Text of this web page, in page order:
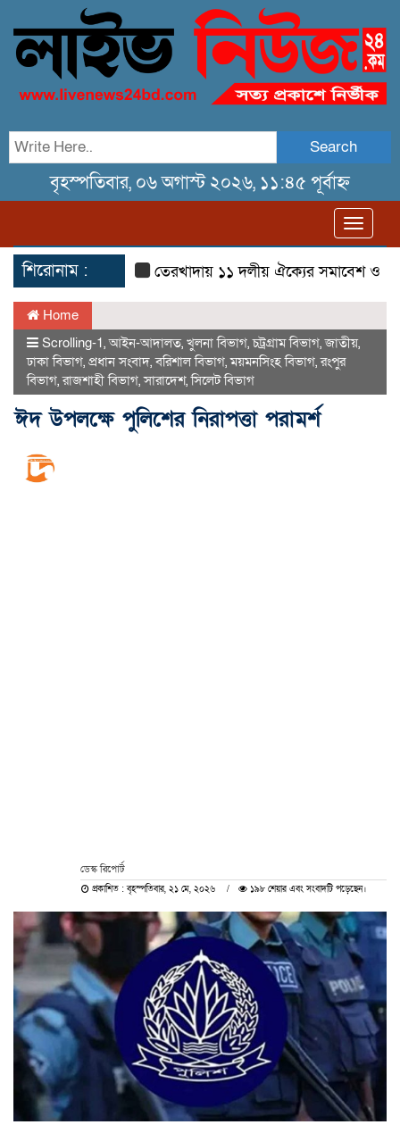
Search
বৃহস্পতিবার, ০৬ অগাস্ট ২০২৬, ১১:৪৫ পূর্বাহ্ন
শিরোনাম : তেরখাদায় ১১ দলীয় ঐক্যের সমাবেশ ও গণ মিছিল
Home
Scrolling-1,আইন-আদালত, খুলনা বিভাগ,চট্রগ্রাম বিভাগ,জাতীয়,
ঢাকা বিভাগ, প্রধান সংবাদ,বরিশাল বিভাগ,ময়মনসিংহ বিভাগ,রংপুর
বিভাগ,রাজশাহী বিভাগ,সারাদেশ,সিলেট বিভাগ
ঈদ উপলক্ষে পুলিশের নিরাপত্তা পরামর্শ
ডেস্ক রিপোর্ট
প্রকাশিত : বৃহস্পতিবার, ২১ মে, ২০২৬ ১৯৮ শেয়ার এবং সংবাদটি পড়েছেন।